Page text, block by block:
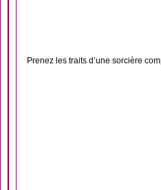
Prenez les traits d’une sorcière